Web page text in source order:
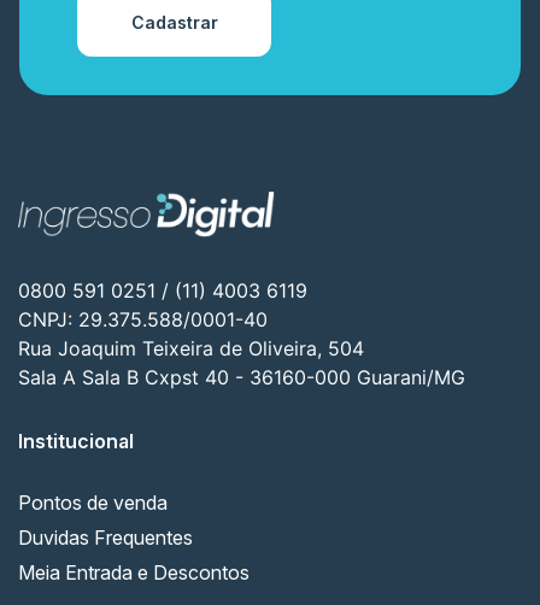
Cadastrar
0800 591 0251 / (11) 4003 6119
CNPJ: 29.375.588/0001-40
Rua Joaquim Teixeira de Oliveira, 504
Sala A Sala B Cxpst 40 - 36160-000 Guarani/MG
Institucional
Pontos de venda
Duvidas Frequentes
Meia Entrada e Descontos